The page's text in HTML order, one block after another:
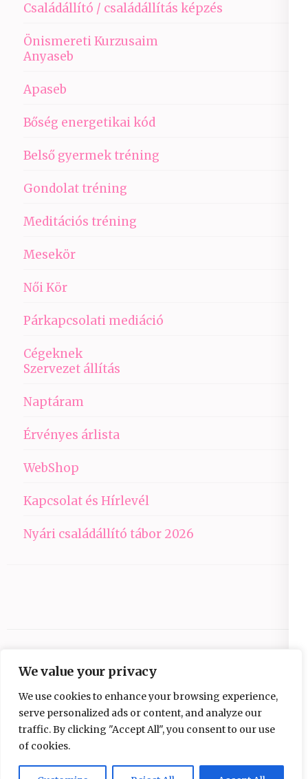
We value your privacy
We use cookies to enhance your browsing experience,
serve personalized ads or content, and analyze our
traffic. By clicking "Accept All", you consent to our use
of cookies.
Családállító / családállítás képzés
Önismereti Kurzusaim
Anyaseb
Apaseb
Bőség energetikai kód
Belső gyermek tréning
Gondolat tréning
Meditációs tréning
Mesekör
Női Kör
Párkapcsolati mediáció
Cégeknek
Szervezet állítás
Naptáram
Érvényes árlista
WebShop
Kapcsolat és Hírlevél
Nyári családállító tábor 2026
Copyright © 2026Ezüst-Híd.
Elegant Pink
Developed By